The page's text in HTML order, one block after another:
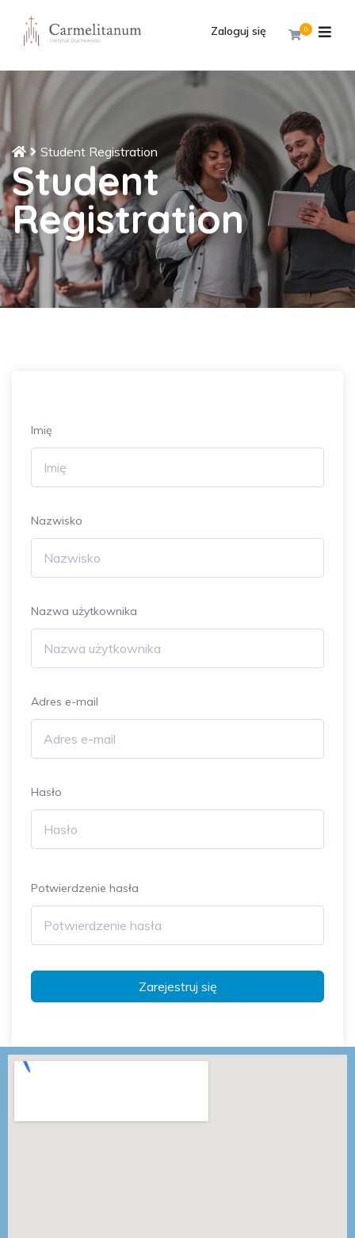
0
Zaloguj się
Student Registration
Student
Registration
Imię
Nazwisko
Nazwa użytkownika
Adres e-mail
Hasło
Potwierdzenie hasła
Zarejestruj się